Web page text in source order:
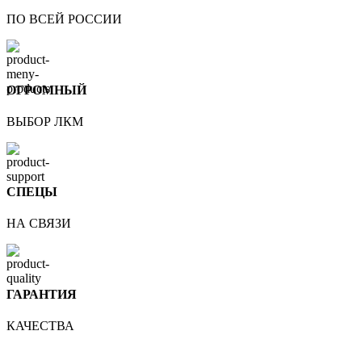
ПО ВСЕЙ РОССИИ
ОГРОМНЫЙ
ВЫБОР ЛКМ
СПЕЦЫ
НА СВЯЗИ
ГАРАНТИЯ
КАЧЕСТВА